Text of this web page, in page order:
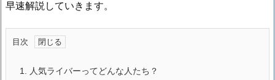
早速解説していきます。
目次
1.
人気ライバーってどんな人たち？